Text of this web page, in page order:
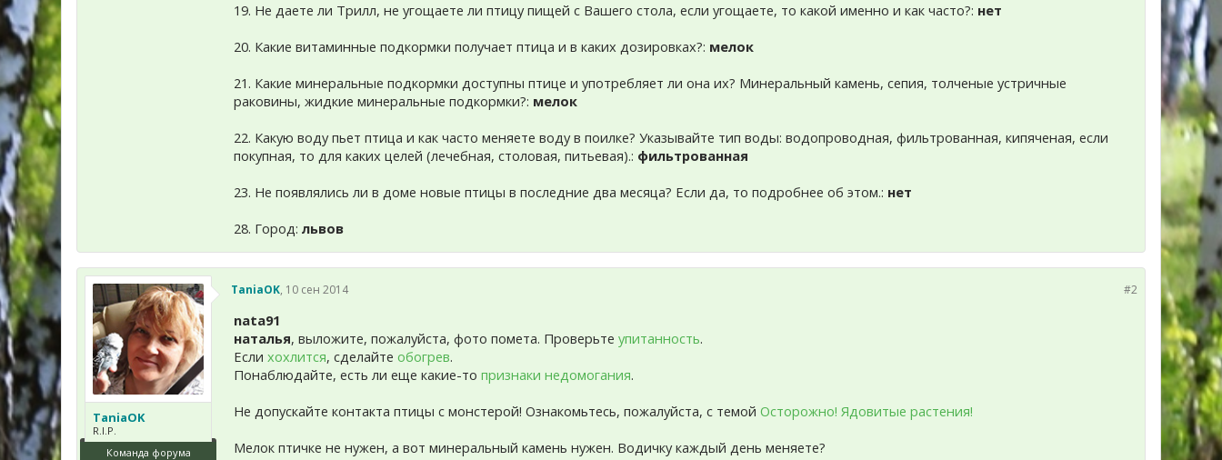
19. Не даете ли Трилл, не угощаете ли птицу пищей с Вашего стола, если угощаете, то какой именно и как часто?: нет
20. Какие витаминные подкормки получает птица и в каких дозировках?: мелок
21. Какие минеральные подкормки доступны птице и употребляет ли она их? Минеральный камень, сепия, толченые устричные
раковины, жидкие минеральные подкормки?: мелок
22. Какую воду пьет птица и как часто меняете воду в поилке? Указывайте тип воды: водопроводная, фильтрованная, кипяченая, если
покупная, то для каких целей (лечебная, столовая, питьевая).: фильтрованная
23. Не появлялись ли в доме новые птицы в последние два месяца? Если да, то подробнее об этом.: нет
28. Город:львов
TaniaOK
R.I.P.
Команда форума
#2
TaniaOK, 10 сен 2014
nata91
наталья, выложите, пожалуйста, фото помета. Проверьтеупитанность.
Еслихохлится, сделайтеобогрев.
Понаблюдайте, есть ли еще какие-топризнаки недомогания.
Не допускайте контакта птицы с монстерой! Ознакомьтесь, пожалуйста, с темойОсторожно! Ядовитые растения!
Мелок птичке не нужен, а вот минеральный камень нужен. Водичку каждый день меняете?